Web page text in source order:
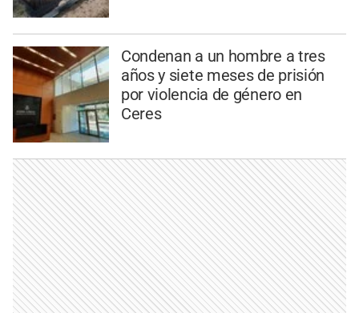
Condenan a un hombre a tres
años y siete meses de prisión
por violencia de género en
Ceres